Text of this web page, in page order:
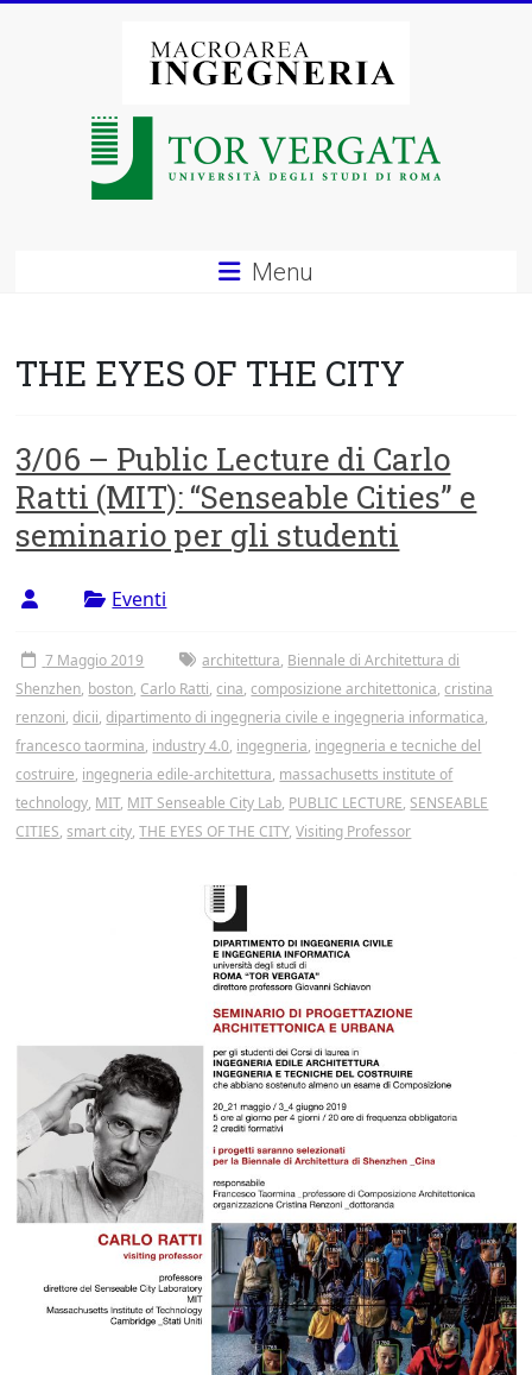
Macroarea
degli
di
Roma
Tor
Vergata
Menu
THE EYES OF THE CITY
3/06 – Public Lecture di Carlo
Ratti (MIT): “Senseable Cities” e
seminario per gli studenti
Eventi
7 Maggio 2019 architettura, Biennale di Architettura di
Shenzhen, boston, Carlo Ratti,cina,composizione architettonica,cristina
renzoni,dicii,dipartimento di ingegneria civile e ingegneria informatica,
francesco taormina, industry 4.0, ingegneria, ingegneria e tecniche del
costruire, ingegneria edile-architettura, massachusetts institute of
technology, MIT, MIT Senseable City Lab, PUBLIC LECTURE, SENSEABLE
CITIES,smart city,THE EYES OF THE CITY,Visiting Professor